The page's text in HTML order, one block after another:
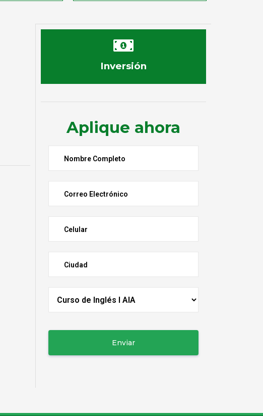
Inversión
Aplique ahora